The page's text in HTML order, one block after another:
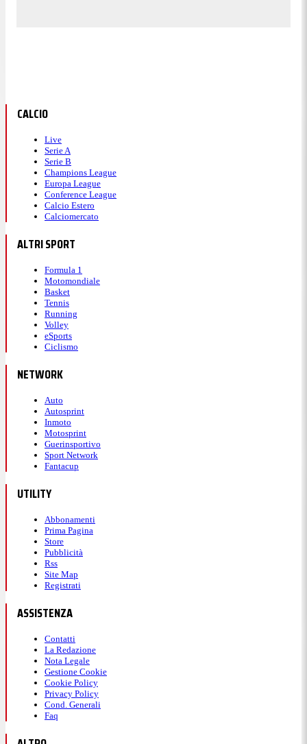
CALCIO
Live
Serie A
Serie B
Champions League
Europa League
Conference League
Calcio Estero
Calciomercato
ALTRI SPORT
Formula 1
Motomondiale
Basket
Tennis
Running
Volley
eSports
Ciclismo
NETWORK
Auto
Autosprint
Inmoto
Motosprint
Guerinsportivo
Sport Network
Fantacup
UTILITY
Abbonamenti
Prima Pagina
Store
Pubblicità
Rss
Site Map
Registrati
ASSISTENZA
Contatti
La Redazione
Nota Legale
Gestione Cookie
Cookie Policy
Privacy Policy
Cond. Generali
Faq